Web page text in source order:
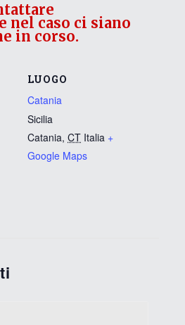
LUOGO
Catania
Sicilia
Catania, CT Italia +
Google Maps
nel caso ci siano
in corso.